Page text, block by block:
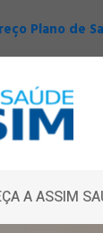
Plano de
A ASSIM